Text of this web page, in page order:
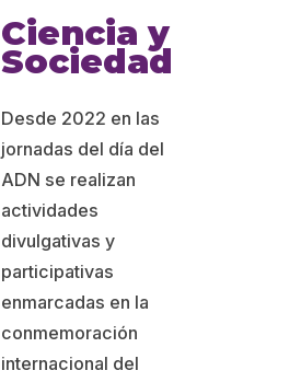
Ciencia y
Sociedad
Desde 2022 en las
jornadas del día del
ADN se realizan
actividades
divulgativas y
participativas
enmarcadas en la
conmemoración
internacional del